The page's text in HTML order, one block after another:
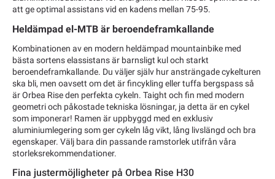
att ge optimal assistans vid en kadens mellan 75-95.
Heldämpad el-MTB är beroendeframkallande
Kombinationen av en modern heldämpad mountainbike med
bästa sortens elassistans är barnsligt kul och starkt
beroendeframkallande. Du väljer själv hur ansträngade cykelturen
ska bli, men oavsett om det är fincykling eller tuffa bergspass så
är Orbea Rise den perfekta cykeln. Taight och fin med modern
geometri och påkostade tekniska lösningar, ja detta är en cykel
som imponerar! Ramen är uppbyggd med en exklusiv
aluminiumlegering som ger cykeln låg vikt, lång livslängd och bra
egenskaper. Välj bara din passande ramstorlek utifrån våra
storleksrekommendationer.
Fina justermöjligheter på Orbea Rise H30